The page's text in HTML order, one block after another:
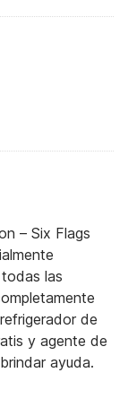
– Six Flags
las
de
y agente de
ayuda.